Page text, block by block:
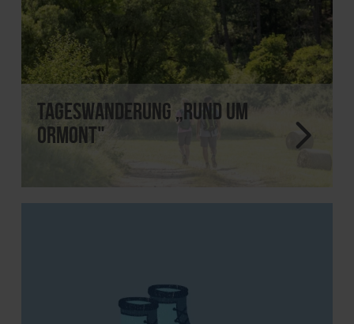
Tageswanderung „Rund um
Ormont"